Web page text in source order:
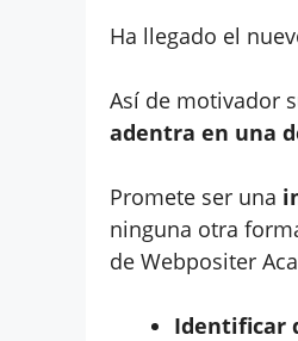
Ha llegado el
Así de motivador
adentra en una
Promete ser una
ninguna otra
de Webpositer
Identificar